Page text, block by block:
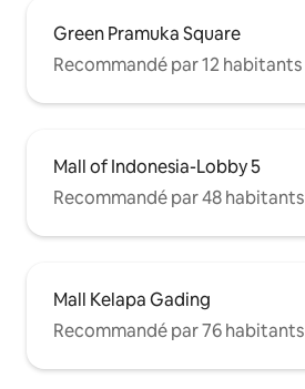
Green Pramuka Square
Recommandé par 12 habitants
Mall of Indonesia-Lobby 5
Recommandé par 48 habitants
Mall Kelapa Gading
Recommandé par 76 habitants